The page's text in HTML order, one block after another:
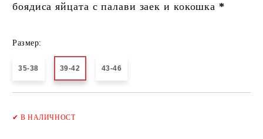
боядиса яйцата с палави заек и кокошка *
Размер:
35-38 39-42 43-46
✔В НАЛИЧНОСТ